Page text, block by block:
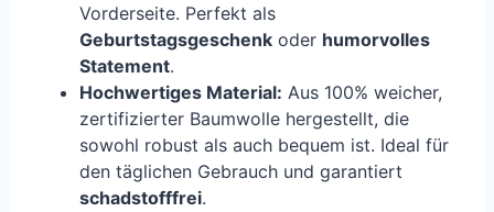
Vorderseite. Perfekt als
Geburtstagsgeschenk oder humorvolles
Statement.
Hochwertiges Material: Aus 100% weicher,
zertifizierter Baumwolle hergestellt, die
sowohl robust als auch bequem ist. Ideal für
den täglichen Gebrauch und garantiert
schadstofffrei.